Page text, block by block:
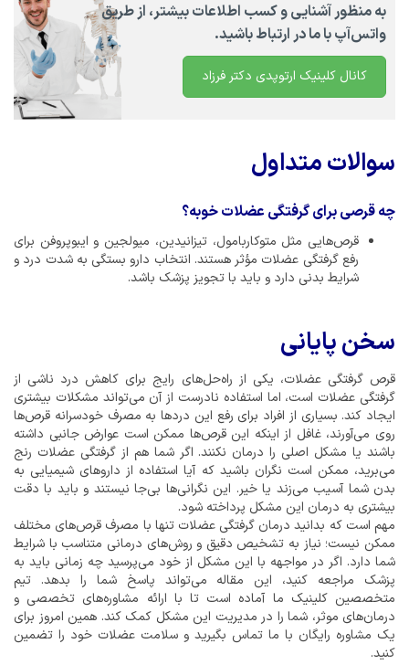
به منظور آشنایی و کسب اطلاعات بیشتر، از طریق
واتس‌آپ با ما در ارتباط باشید.
کانال کلینیک ارتوپدی دکتر فرزاد
سوالات متداول
چه قرصی برای گرفتگی عضلات خوبه؟
قرص‌هایی مثل متوکاربامول، تیزانیدین، میولجین و ایبوپروفن برای
رفع گرفتگی عضلات مؤثر هستند. انتخاب دارو بستگی به شدت درد و
شرایط بدنی دارد و باید با تجویز پزشک باشد.
سخن پایانی
قرص گرفتگی عضلات، یکی از راه‌حل‌های رایج برای کاهش درد ناشی از
گرفتگی عضلات است، اما استفاده نادرست از آن می‌تواند مشکلات بیشتری
ایجاد کند. بسیاری از افراد برای رفع این دردها به مصرف خودسرانه قرص‌ها
روی می‌آورند، غافل از اینکه این قرص‌ها ممکن است عوارض جانبی داشته
باشند یا مشکل اصلی را درمان نکنند. اگر شما هم از گرفتگی عضلات رنج
می‌برید، ممکن است نگران باشید که آیا استفاده از داروهای شیمیایی به
بدن شما آسیب می‌زند یا خیر. این نگرانی‌ها بی‌جا نیستند و باید با دقت
بیشتری به درمان این مشکل پرداخته شود.
مهم است که بدانید درمان گرفتگی عضلات تنها با مصرف قرص‌های مختلف
ممکن نیست؛ نیاز به تشخیص دقیق و روش‌های درمانی متناسب با شرایط
شما دارد. اگر در مواجهه با این مشکل از خود می‌پرسید چه زمانی باید به
پزشک مراجعه کنید، این مقاله می‌تواند پاسخ شما را بدهد. تیم
متخصصین کلینیک ما آماده است تا با ارائه مشاوره‌های تخصصی و
درمان‌های موثر، شما را در مدیریت این مشکل کمک کند. همین امروز برای
یک مشاوره رایگان با ما تماس بگیرید و سلامت عضلات خود را تضمین
کنید.